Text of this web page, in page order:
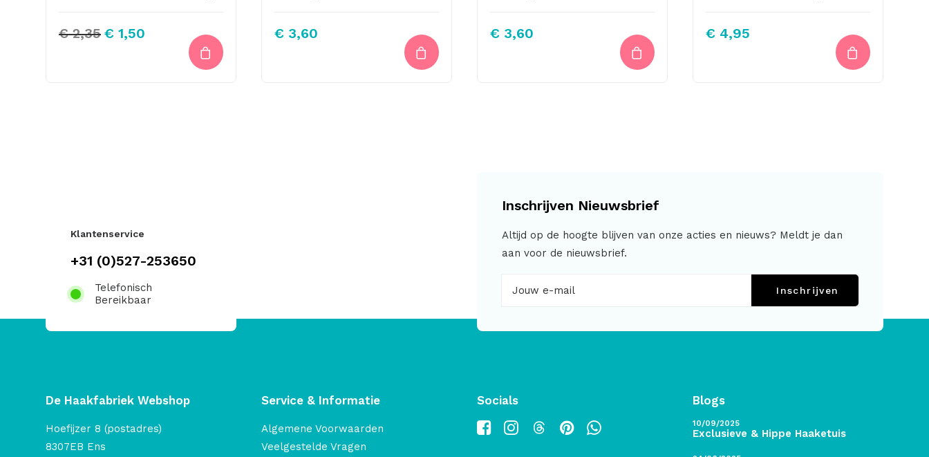
€2,35 Oorspronkelijke
€ 1,50 € 3,60 € 3,60 € 4,95
Klantenservice
+31 (0)527-253650
Telefonisch
Bereikbaar
Inschrijven Nieuwsbrief
Altijd op de hoogte blijven van onze acties en nieuws? Meldt je dan
aan voor de nieuwsbrief.
Inschrijven
De Haakfabriek Webshop
Hoefijzer 8 (postadres)
8307EB Ens
Service & Informatie
Algemene Voorwaarden
Veelgestelde Vragen
Socials Blogs
10/09/2025
Exclusieve & Hippe Haaketuis